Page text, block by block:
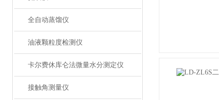
全自动蒸馏仪
油液颗粒度检测仪
卡尔费休库仑法微量水分测定仪
接触角测量仪